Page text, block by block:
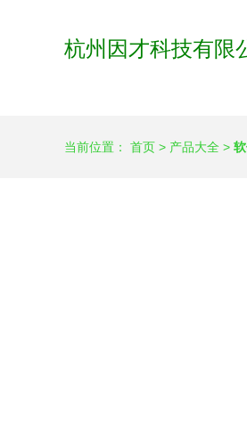
杭州因才科技有限
当前位置： 首页 > 产品大全 >